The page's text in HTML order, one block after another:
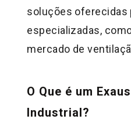
soluções oferecidas
especializadas,
mercado de
O Que é um
Industrial?